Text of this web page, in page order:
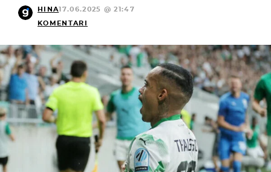
HINA17.06.2025 @ 21:47
KOMENTARI